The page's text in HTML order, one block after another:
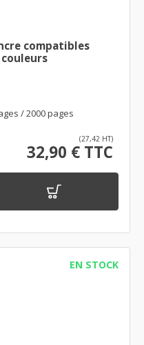
compatibles
/ 2000 pages
(27,42 HT)
32,90 € TTC
EN STOCK